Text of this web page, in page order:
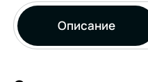
Описание